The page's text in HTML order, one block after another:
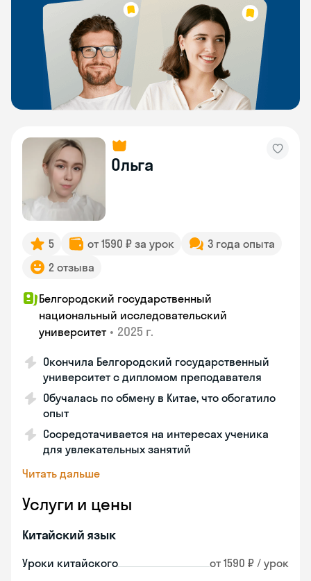
Ольга
5 от 1590 ₽ за урок
3 года опыта
2 отзыва
Белгородский государственный
национальный исследовательский
университет • 2025 г.
Окончила Белгородский государственный
университет с дипломом преподавателя
Обучалась по обмену в Китае, что обогатило
опыт
Сосредотачивается на интересах ученика
для увлекательных занятий
Читать дальше
Услуги и цены
Китайский язык
Уроки китайского от 1590 ₽ / урок